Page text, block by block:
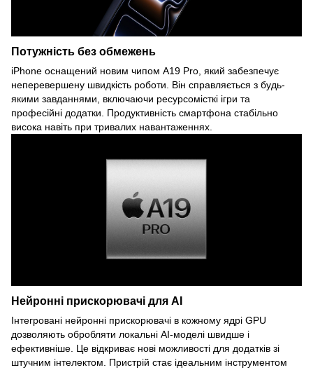
Потужність без обмежень
iPhone оснащений новим чипом A19 Pro, який забезпечує
неперевершену швидкість роботи. Він справляється з будь-
якими завданнями, включаючи ресурсомісткі ігри та
професійні додатки. Продуктивність смартфона стабільно
висока навіть при тривалих навантаженнях.
Нейронні прискорювачі для AI
Інтегровані нейронні прискорювачі в кожному ядрі GPU
дозволяють обробляти локальні AI-моделі швидше і
ефективніше. Це відкриває нові можливості для додатків зі
штучним інтелектом. Пристрій стає ідеальним інструментом